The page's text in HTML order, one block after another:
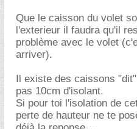
Que le caisson du volet
l'exterieur il faudra qu'il
problème avec le volet
arriver).
Il existe des caissons
pas 10cm d'isolant.
Si pour toi l'isolation de
perte de hauteur ne te